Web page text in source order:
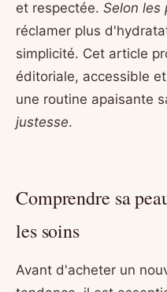
et respectée. Selon les
réclamer plus
simplicité. Cet article
éditoriale, accessible
une routine apaisante
justesse.
Comprendre sa
les soins
Avant d'acheter un